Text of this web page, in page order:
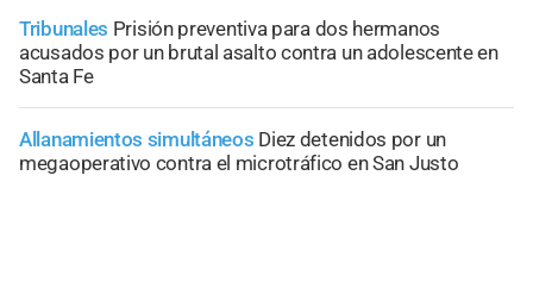
Tribunales Prisión preventiva para dos hermanos
acusados por un brutal asalto contra un adolescente en
Santa Fe
Allanamientos simultáneos Diez detenidos por un
megaoperativo contra el microtráfico en San Justo